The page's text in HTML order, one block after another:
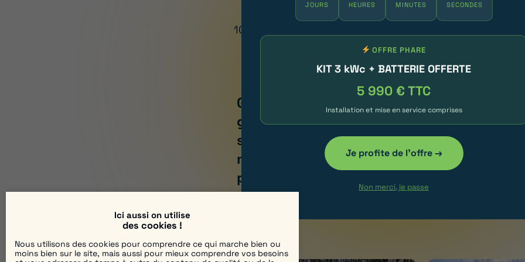
Ici aussi on utilise
des cookies !
Nous utilisons des cookies pour comprendre ce qui marche bien ou
moins bien sur le site, mais aussi pour mieux comprendre vos besoins
10/02/2025
Guillaume a pris une décision importante
gérer sa consommation d’énergie. Son
s’est porté sur une installation
mesure, couplée à une borne de
promettant une synergie parfaite entre
consommation d’énergie verte.
JOURS HEURES MINUTES SECONDES
OFFRE PHARE
KIT 3 kWc + BATTERIE OFFERTE
5 990 € TTC
Installation et mise en service comprises
Je profite de l'offre →
Non merci, je passe